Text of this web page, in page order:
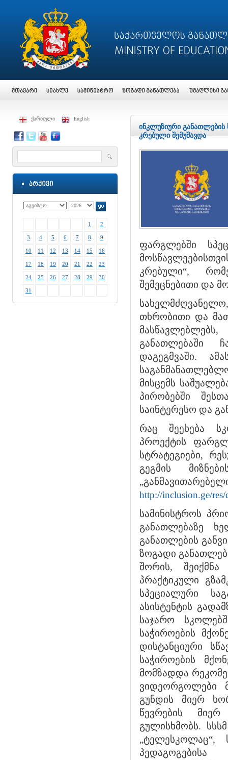
ქართული English
1 2
3 4 5 6 7 8 9
10 11 12 13 14 15 16
17 18 19 20 21 22 23
24 25 26 27 28 29 30
31
ინკლუზიური განათლების
კრებული შემუშავდა
ფარგლებში
კრებული“,
შემეცნებითი და
თხრობითი და
განათლებაში
დაგეგმვაში.
მისცემს
პირობებში
საინტერესო და
რაც შეეხება
პროექტის
სტრატეგიები,
გეგმის
http://inclusion.ge/
სამინისტროს
განათლებაზე
განათლების
ზოგადი
შორის, შეიქმნა
პრაქტიკული
სპეციალური
ასისტენტის
საჯარო
საჭიროების
დისტანციური
საჭიროების
მომზადდა
ვიდეორგოლები
გუნდის მიერ
წევრების
გულისხმობს.
„ტელესკოლაც“,